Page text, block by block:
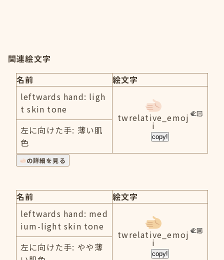
関連絵文字
名前
絵文字
leftwards hand: ligh
t skin tone
twrelative_emoj
i
copy!
左に向けた手: 薄い肌
色
の詳細を見る
名前
絵文字
leftwards hand: med
ium-light skin tone
twrelative_emoj
i
copy!
左に向けた手: やや薄